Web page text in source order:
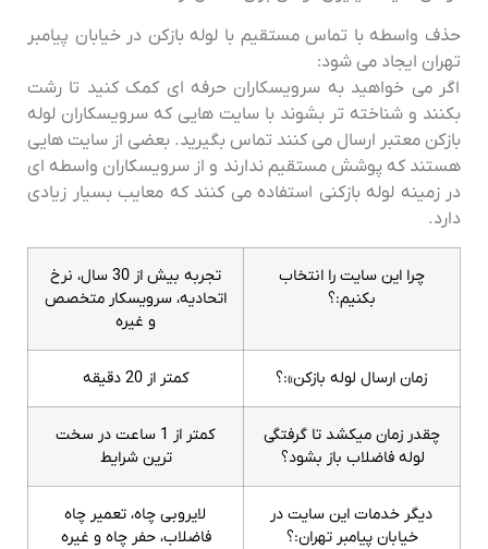
حذف واسطه با تماس مستقیم با لوله بازکن در خیابان پیامبر
تهران ایجاد می شود:
اگر می خواهید به سرویسکاران حرفه ای کمک کنید تا رشت
بکنند و شناخته تر بشوند با سایت هایی که سرویسکاران لوله
بازکن معتبر ارسال می کنند تماس بگیرید. بعضی از سایت هایی
هستند که پوشش مستقیم ندارند و از سرویسکاران واسطه ای
در زمینه لوله بازکنی استفاده می کنند که معایب بسیار زیادی
دارد.
چرا این سایت را انتخاب
بکنیم:؟
تجربه بیش از 30 سال، نرخ
اتحادیه، سرویسکار متخصص
و غیره
زمان ارسال لوله بازکن»:؟ کمتر از 20 دقیقه
چقدر زمان میکشد تا گرفتگی
لوله فاضلاب باز بشود؟
کمتر از 1 ساعت در سخت
ترین شرایط
دیگر خدمات این سایت در
خیابان پیامبر تهران:؟
لایروبی چاه، تعمیر چاه
فاضلاب، حفر چاه و غیره